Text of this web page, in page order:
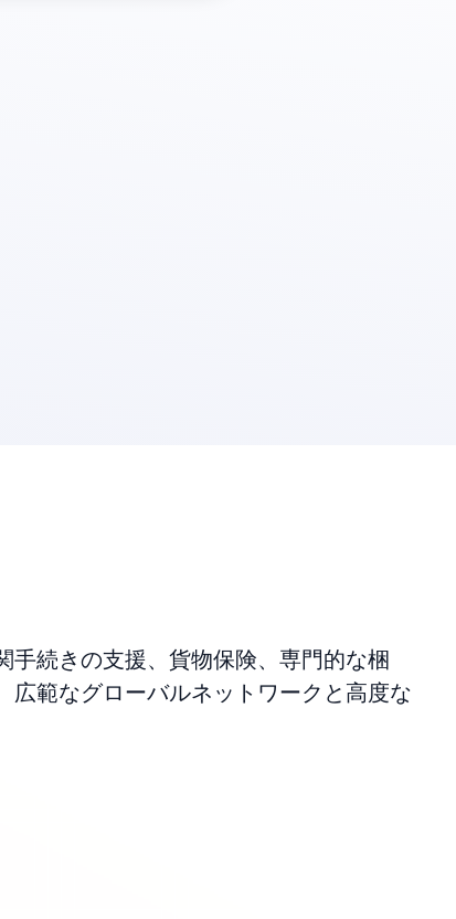
続きの支援、貨物保険、専門的な梱
範なグローバルネットワークと高度な